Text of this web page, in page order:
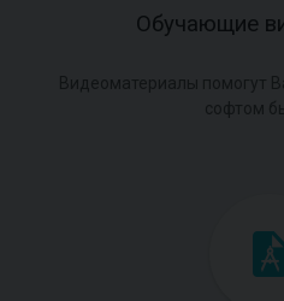
Обучающие